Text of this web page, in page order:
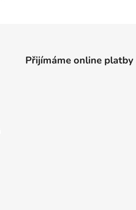
Přijímáme online platby